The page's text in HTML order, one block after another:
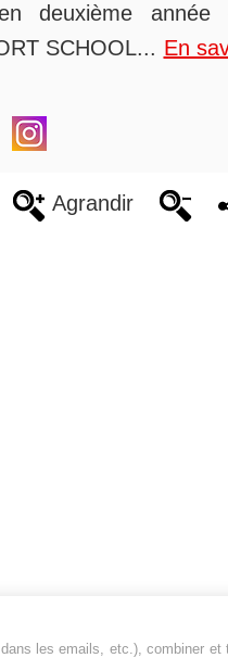
deuxième année
SCHOOL... En
Agrandir
les emails, etc.), combiner et